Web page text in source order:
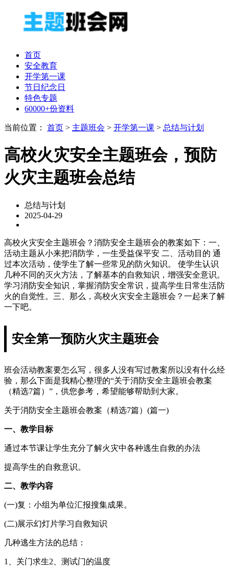
首页
安全教育
开学第一课
节日纪念日
特色专题
60000+份资料
当前位置： 首页 > 主题班会 > 开学第一课 > 总结与计划
高校火灾安全主题班会，预防
火灾主题班会总结
总结与计划
2025-04-29
高校火灾安全主题班会？消防安全主题班会的教案如下：一、
活动主题从小来把消防学，一生受益保平安 二、活动目的 通
过本次活动，使学生了解一些常见的防火知识。 使学生认识
几种不同的灭火方法，了解基本的自救知识，增强安全意识。
学习消防安全知识，掌握消防安全常识，提高学生日常生活防
火的自觉性。三、那么，高校火灾安全主题班会？一起来了解
一下吧。
安全第一预防火灾主题班会
班会活动教案要怎么写，很多人没有写过教案所以没有什么经
验，那么下面是我精心整理的“关于消防安全主题班会教案
（精选7篇）”，供您参考，希望能够帮助到大家。
关于消防安全主题班会教案（精选7篇）(篇一)
一、教学目标
通过本节课让学生充分了解火灾中各种逃生自救的办法
提高学生的自救意识。
二、教学内容
(一)复：小组为单位汇报搜集成果。
(二)展示幻灯片学习自救知识
几种逃生方法的总结：
1、关门求生2、测试门的温度